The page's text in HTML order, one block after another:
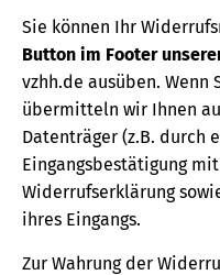
Sie können Ihr
Button im Footer
vzhh.de ausüben.
übermitteln wir Ihnen
Datenträger (z.B. durch
Eingangsbestätigung
Widerrufserklärung
ihres Eingangs.
Zur Wahrung der